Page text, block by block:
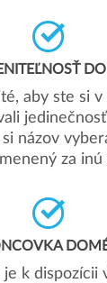
aby ste si
názov
za inú
je k dispozícii